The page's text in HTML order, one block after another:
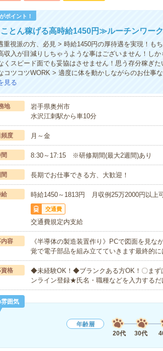
ポイント！
とん稼げる高時給1450円≫ルーチンワー
重視派の方、必見 > 時給1450円の厚待遇を実現！も
収入が目減りしちゃうような事はございません！し
くスピード面でも妥協はさせません！思う存分稼ぎ
コツコツWORK > 適度に体を動かしながらのお仕事
見る
地
岩手県奥州市
水沢江刺駅から車10分
頻度 月～金
8:30～17:15 ※研修期間(最大2週間)あり
長期でお仕事できる方、大歓迎！
給 時給1450～1813円 月収例25万2000円以上
交通費
交通費規定内支給
容
《半導体の製造装置作り》PCで図面を見
覚で電子部品を組み立てていきます最終的
資格
◆未経験OK！◆ブランクある方OK！〇まず
ンライン登録★氏名・職種などを入力する
囲気
年齢層
20代
30代